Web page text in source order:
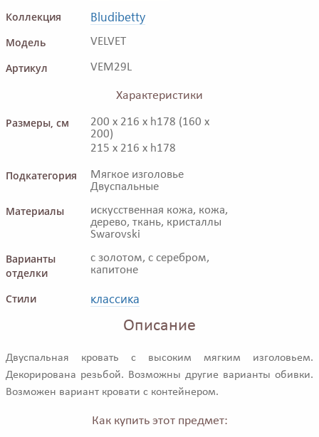
Коллекция Bludibetty
Модель VELVET
Артикул VEM29L
Характеристики
Размеры, см
200 x 216 x h178 (160 x
200)
215 x 216 x h178
Подкатегория
Мягкое изголовье
Двуспальные
Материалы
искусственная кожа, кожа,
дерево, ткань, кристаллы
Swarovski
Варианты
отделки
с золотом, с серебром,
капитоне
Стили классика
Описание
Двуспальная кровать с высоким мягким изголовьем.
Декорирована резьбой. Возможны другие варианты обивки.
Возможен вариант кровати с контейнером.
Как купить этот предмет: